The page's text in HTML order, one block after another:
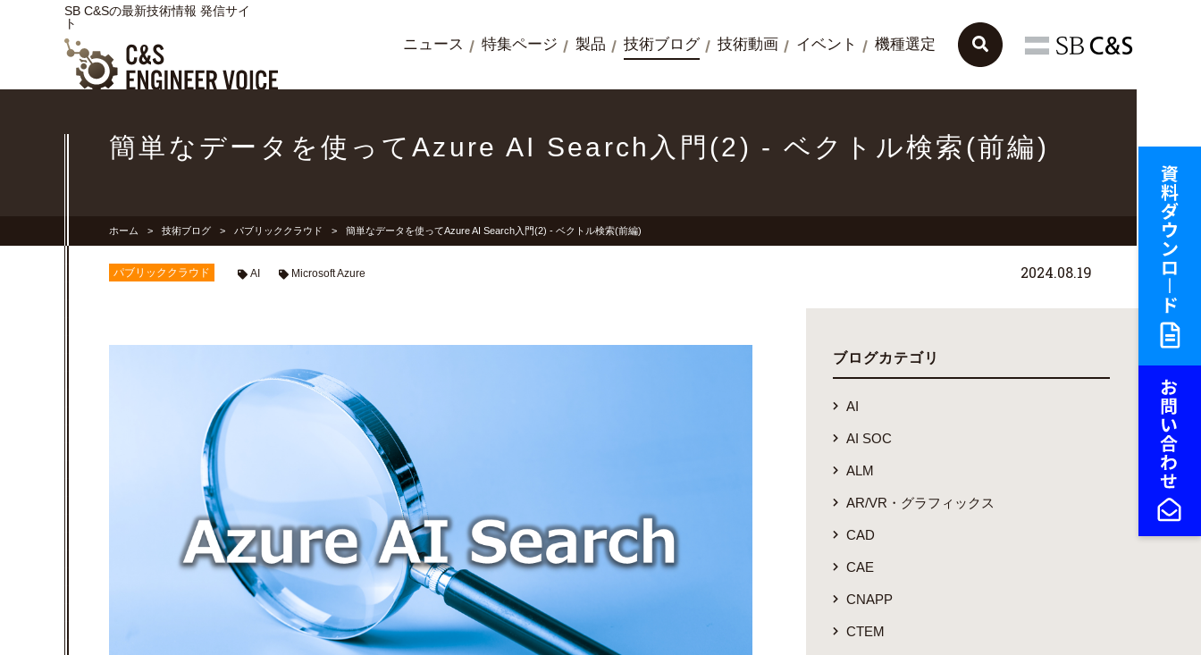
SB C&Sの最新技術情報 発信サイ
ト
ニュース 特集ページ 製品 技術ブログ 技術動画 イベント 機種選定
簡単なデータを使ってAzure AI Search入門(2) - ベクトル検索(前編)
ホーム 技術ブログ パブリッククラウド 簡単なデータを使ってAzure AI Search入門(2) - ベクトル検索(前編)
パブリッククラウド AI Microsoft Azure 2024.08.19
ブログカテゴリ
AI
AI SOC
ALM
AR/VR・グラフィックス
CAD
CAE
CNAPP
CTEM